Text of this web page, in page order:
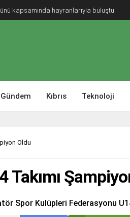
kapsamında hayranlarıyla buluştu
Gündem Kıbrıs Teknoloji
Oldu
Spor Kulüpleri Federasyonu